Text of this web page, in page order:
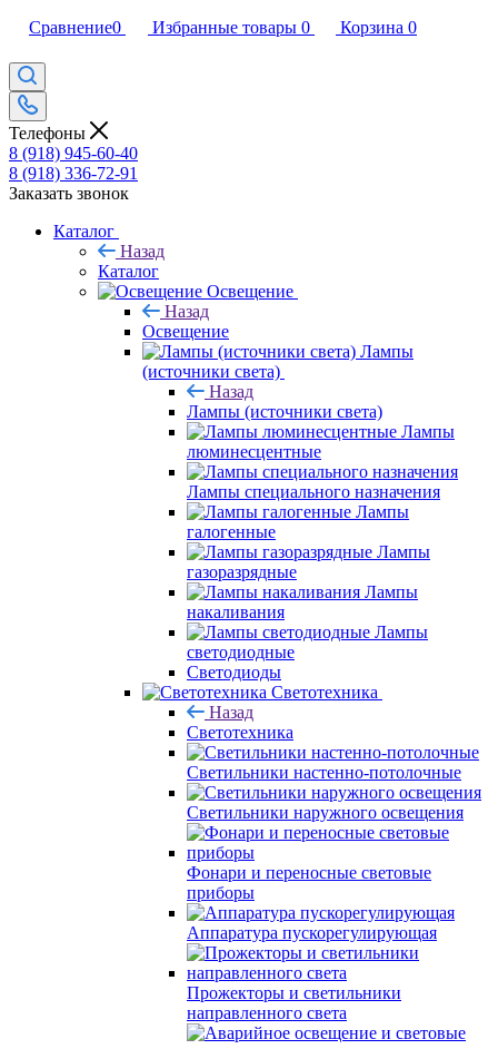
Сравнение0 Избранные товары 0 Корзина 0
Телефоны
8 (918) 945-60-40
8 (918) 336-72-91
Заказать звонок
Каталог
Назад
Каталог
Освещение
Назад
Освещение
Лампы
(источники света)
Назад
Лампы (источники света)
Лампы
люминесцентные
Лампы специального назначения
Лампы
галогенные
Лампы
газоразрядные
Лампы
накаливания
Лампы
светодиодные
Светодиоды
Светотехника
Назад
Светотехника
Светильники настенно-потолочные
Светильники наружного освещения
Фонари и переносные световые
приборы
Аппаратура пускорегулирующая
Прожекторы и светильники
направленного света